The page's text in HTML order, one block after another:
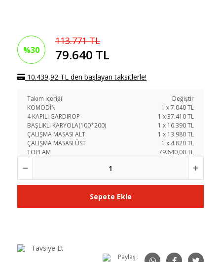
%30
113.771 TL
79.640 TL
10.439,92 TL den başlayan taksitlerle!
Takım içeriği
Değiştir
KOMODİN
1 x7.040TL
4 KAPILI GARDIROP
1 x37.410TL
BAŞLIKLI KARYOLA(100*200)
1 x 16.390TL
ÇALIŞMA MASASI ALT
1 x 13.980TL
ÇALIŞMA MASASI ÜST
1 x 4.820TL
TOPLAM
79.640,00 TL
Sepete Ekle
Tavsiye Et
Paylaş :